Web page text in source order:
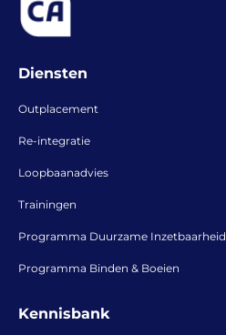
Diensten
Outplacement
Re-integratie
Loopbaanadvies
Trainingen
Programma Duurzame Inzetbaarheid
Programma Binden & Boeien
Kennisbank